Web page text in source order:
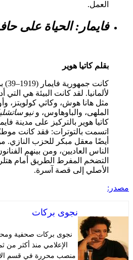
الحياة على حافة
كاتيا هوير
كانت جمهورية فايمار
لقد كانت البيئة هي التي أدت
هانا هوش، وكاثي كولويتز، وأوتو
والباوهاوس، ونيو ساتشليكيت.
هوير بالتركيز على مدينة فايمار
بالتوترات: فقد كانت موطنًا
معقل مبكر للحزب النازي. من خلال
العاديين، ومن بينهم الفنانون،
المفرط الطريق أمام هتلر،
إلى قصة آسرة.
نجوى بركات
نجوى بركات صحفية ومحررة
الإعلامي منذ أكثر من ثماني
منصب محررة في قسم الأخبار في